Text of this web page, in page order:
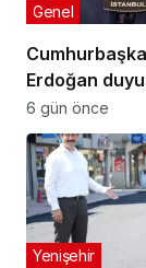
Erdoğan
Kiralık sosyal
projesi
Genel
6 gün önce
Yenişehir